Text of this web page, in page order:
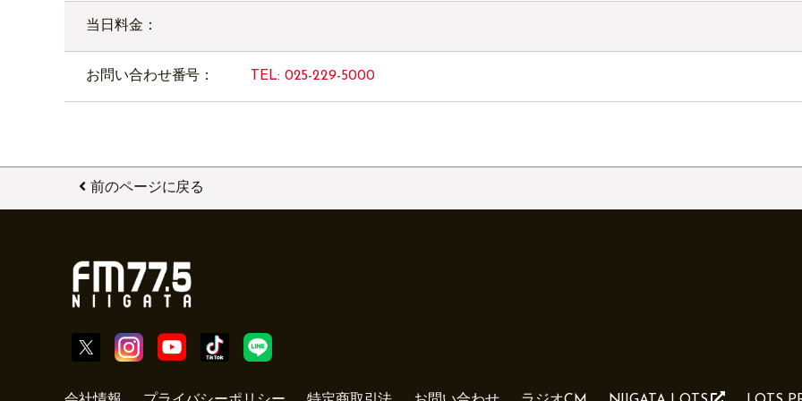
当日料金：
お問い合わせ番号： TEL: 025-229-5000
前のページに戻る